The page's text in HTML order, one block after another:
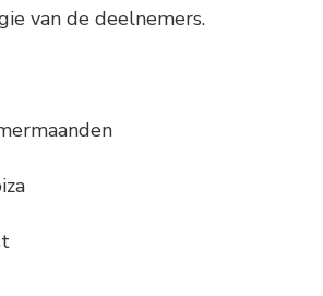
van de deelnemers.